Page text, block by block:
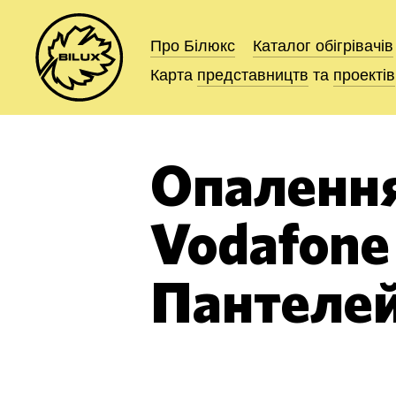
Про Білюкс Каталог обігрівачів
Карта представництв та проектів
Про Білюкс Каталог обігрівачів
Карта представництв та проектів
Vodafone